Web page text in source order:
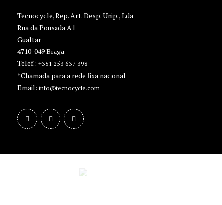
Tecnocycle, Rep. Art. Desp. Unip., Lda
Rua da Pousada A1
Gualtar
4710-049 Braga
Telef.: +351 253 637 398
*Chamada para a rede fixa nacional
Email: info@tecnocycle.com